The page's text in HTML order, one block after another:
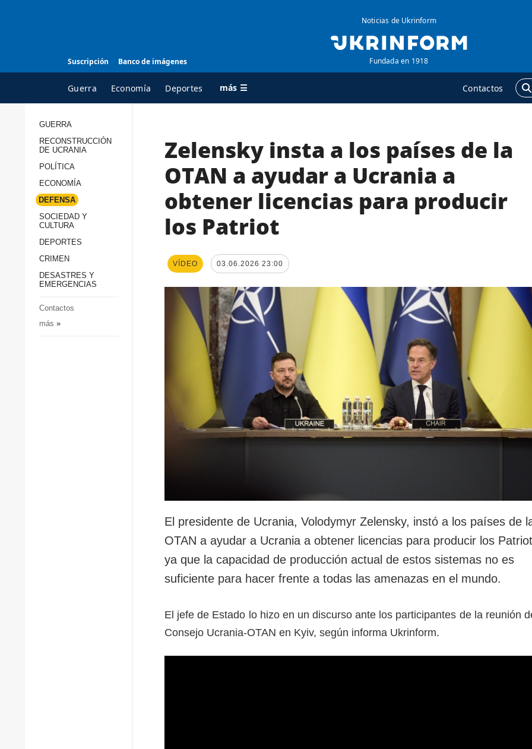
Suscripción Banco de imágenes
Noticias de Ukrinform
Fundada en 1918
Guerra Economía Deportes más ☰ Contactos
TODAS LAS
Reconstrucción de
Sociedad y Cultura
AGENCIA
sobre la agencia
contacto
condiciones de
servicios
Política de privacidad y
protección de datos
ADICIONAL
Publicaciones
Entrevistas
GUERRA
RECONSTRUCCIÓN
DE UCRANIA
POLÍTICA
ECONOMÍA
DEFENSA
SOCIEDAD Y
CULTURA
DEPORTES
CRIMEN
DESASTRES Y
EMERGENCIAS
Contactos
más »
Zelensky insta a los países de la
OTAN a ayudar a Ucrania a
obtener licencias para producir
los Patriot
VÍDEO 03.06.2026 23:00
El presidente de Ucrania, Volodymyr Zelensky, instó a los países de
OTAN a ayudar a Ucrania a obtener licencias para producir los
ya que la capacidad de producción actual de estos sistemas no es
suficiente para hacer frente a todas las amenazas en el mundo.
El jefe de Estado lo hizo en un discurso ante los participantes de la reunión
Consejo Ucrania-OTAN en Kyiv, según informa Ukrinform.